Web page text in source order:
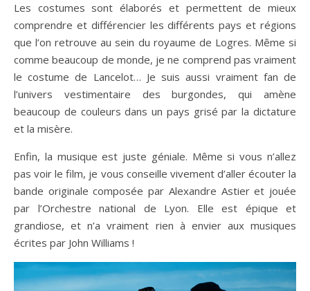
Les costumes sont élaborés et permettent de mieux
comprendre et différencier les différents pays et régions
que l’on retrouve au sein du royaume de Logres. Même si
comme beaucoup de monde, je ne comprend pas vraiment
le costume de Lancelot… Je suis aussi vraiment fan de
l’univers vestimentaire des burgondes, qui amène
beaucoup de couleurs dans un pays grisé par la dictature
et la misère.
Enfin, la musique est juste géniale. Même si vous n’allez
pas voir le film, je vous conseille vivement d’aller écouter la
bande originale composée par Alexandre Astier et jouée
par l’Orchestre national de Lyon. Elle est épique et
grandiose, et n’a vraiment rien à envier aux musiques
écrites par John Williams !